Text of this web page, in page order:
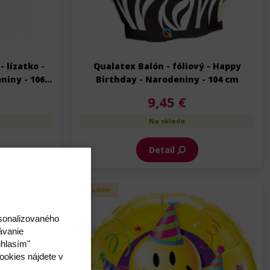
lízatko -
- 106
Qualatex Balón - fóliový - Happy
Birthday - Narodeniny - 104 cm
9,45 €
Na sklade
Detail
Skladom
nájdete v